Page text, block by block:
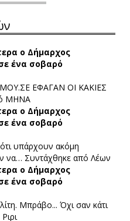
ο Δήμαρχος
ένα σοβαρό
ΕΦΑΓΑΝ ΟΙ ΚΑΚΙΕΣ
ΜΗΝΑ
ο Δήμαρχος
ένα σοβαρό
υπάρχουν ακόμη
να… Συντάχθηκε από Λέων
ο Δήμαρχος
ένα σοβαρό
Μπράβο... Όχι σαν κάτι